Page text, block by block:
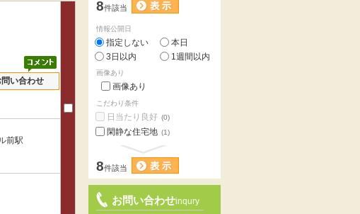
8件該当
情報公開日
指定しない
本日
3日以内
1週間以内
画像あり
画像あり
こだわり条件
日当たり良好 (0)
閑静な住宅地 (1)
8件該当
お問い合わせinqury
問い合わせ
前駅